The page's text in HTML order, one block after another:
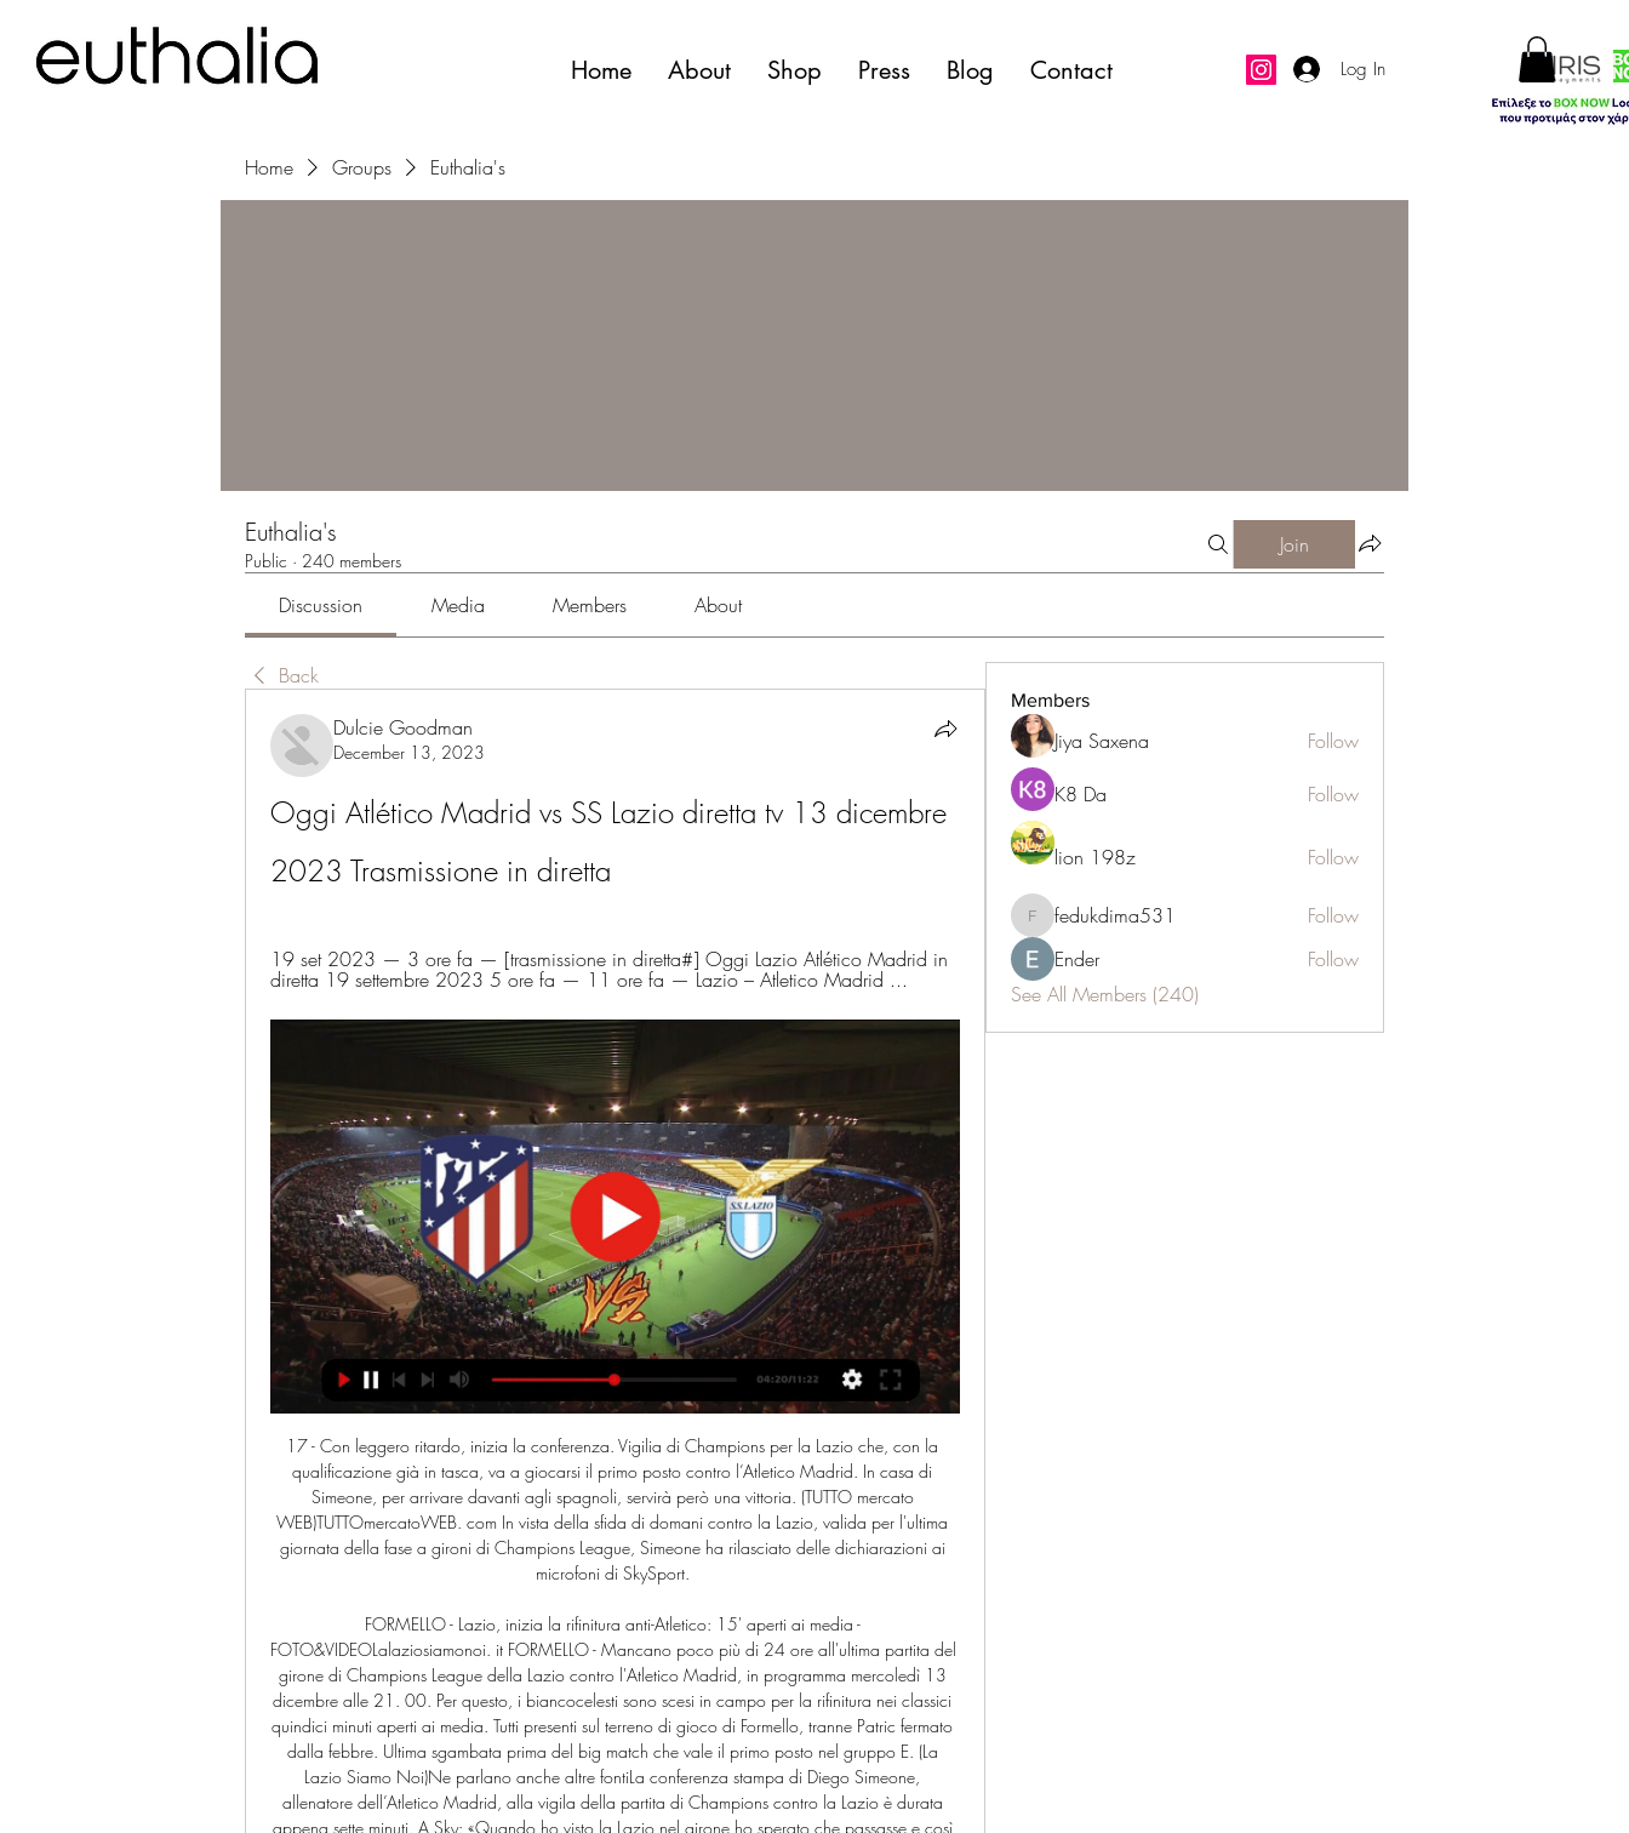
Home About Shop Press Blog Contact Log In
Home Groups Euthalia's
Euthalia's
Public · 240 members
Join
Discussion Media Members About
Back
Dulcie Goodman
December 13, 2023
Oggi Atlético Madrid vs SS Lazio diretta tv 13 dicembre
2023 Trasmissione in diretta
19 set 2023 — 3 ore fa — [trasmissione in diretta#] Oggi Lazio Atlético Madrid in
diretta 19 settembre 2023 5 ore fa — 11 ore fa — Lazio – Atletico Madrid ...
17 - Con leggero ritardo, inizia la conferenza. Vigilia di Champions per la Lazio che, con la
qualificazione già in tasca, va a giocarsi il primo posto contro l’Atletico Madrid. In casa di
Simeone, per arrivare davanti agli spagnoli, servirà però una vittoria. (TUTTO mercato
WEB)TUTTOmercatoWEB. com In vista della sfida di domani contro la Lazio, valida per l'ultima
giornata della fase a gironi di Champions League, Simeone ha rilasciato delle dichiarazioni ai
microfoni di SkySport.
FORMELLO - Lazio, inizia la rifinitura anti-Atletico: 15' aperti ai media -
FOTO&VIDEOLalaziosiamonoi. it FORMELLO - Mancano poco più di 24 ore all'ultima partita del
girone di Champions League della Lazio contro l'Atletico Madrid, in programma mercoledì 13
dicembre alle 21. 00. Per questo, i biancocelesti sono scesi in campo per la rifinitura nei classici
quindici minuti aperti ai media. Tutti presenti sul terreno di gioco di Formello, tranne Patric fermato
dalla febbre. Ultima sgambata prima del big match che vale il primo posto nel gruppo E. (La
Lazio Siamo Noi)Ne parlano anche altre fontiLa conferenza stampa di Diego Simeone,
allenatore dell’Atletico Madrid, alla vigila della partita di Champions contro la Lazio è durata
appena sette minuti. A Sky: «Quando ho visto la Lazio nel girone ho sperato che passasse e così
Members
Jiya Saxena
Follow
K8 Da
Follow
lion 198z Follow
fedukdima531
fedukdima531
Follow
Ender
Follow
See All Members (240)